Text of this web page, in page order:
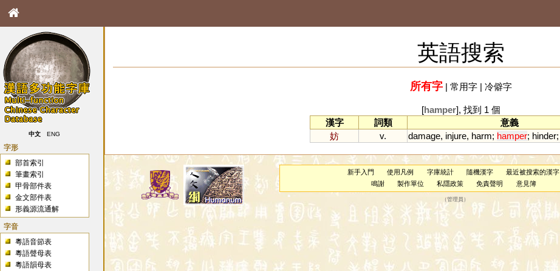
中文 ENG
字形
部首索引
筆畫索引
甲骨部件表
金文部件表
形義源流通解
字音
粵語音節表
粵語聲母表
粵語韻母表
英語搜索
所有字| 常用字| 冷僻字
[hamper], 找到 1 個
漢字
詞類
意義
妨
v. damage, injure, harm; hamper; hinder;
新手入門 使用凡例 字庫統計 隨機漢字
最近被搜索的漢字
鳴謝
製作單位 私隱政策 免責聲明 意見簿
（管理員 ）